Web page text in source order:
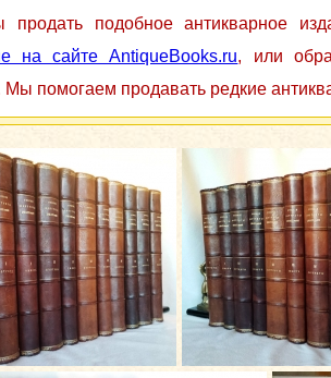
продать подобное антикварное
на сайте AntiqueBooks.ru, или
Мы помогаем продавать редкие